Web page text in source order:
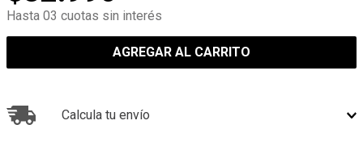
Hasta 03 cuotas sin interés
AGREGAR AL CARRITO
Calcula tu envío